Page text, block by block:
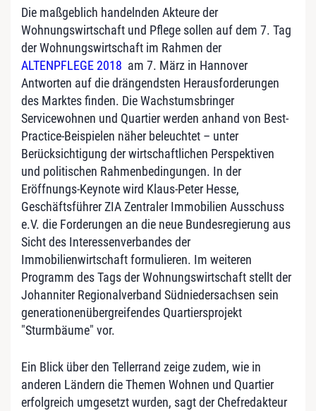
Die maßgeblich handelnden Akteure der
Wohnungswirtschaft und Pflege sollen auf dem 7. Tag
der Wohnungswirtschaft im Rahmen der
ALTENPFLEGE 2018 am 7. März in Hannover
Antworten auf die drängendsten Herausforderungen
des Marktes finden. Die Wachstumsbringer
Servicewohnen und Quartier werden anhand von Best-
Practice-Beispielen näher beleuchtet – unter
Berücksichtigung der wirtschaftlichen Perspektiven
und politischen Rahmenbedingungen. In der
Eröffnungs-Keynote wird Klaus-Peter Hesse,
Geschäftsführer ZIA Zentraler Immobilien Ausschuss
e.V. die Forderungen an die neue Bundesregierung aus
Sicht des Interessenverbandes der
Immobilienwirtschaft formulieren. Im weiteren
Programm des Tags der Wohnungswirtschaft stellt der
Johanniter Regionalverband Südniedersachsen sein
generationenübergreifendes Quartiersprojekt
"Sturmbäume" vor.
Ein Blick über den Tellerrand zeige zudem, wie in
anderen Ländern die Themen Wohnen und Quartier
erfolgreich umgesetzt wurden, sagt der Chefredakteur